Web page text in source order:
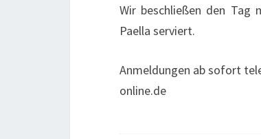
Wir beschließen den Tag
Paella serviert.
Anmeldungen ab sofort
online.de